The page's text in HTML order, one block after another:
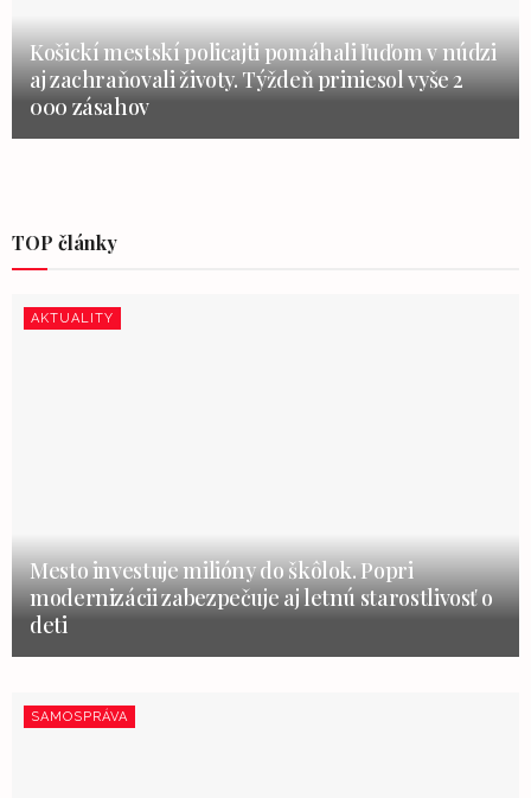
Košickí mestskí policajti pomáhali ľuďom v núdzi
aj zachraňovali životy. Týždeň priniesol vyše 2
000 zásahov
TOP články
AKTUALITY
Mesto investuje milióny do škôlok. Popri
modernizácii zabezpečuje aj letnú starostlivosť o
deti
SAMOSPRÁVA